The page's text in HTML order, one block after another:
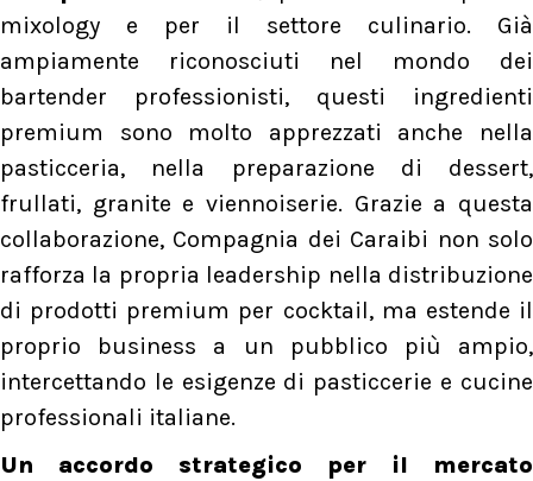
mixology e per il settore culinario. Già
ampiamente riconosciuti nel mondo dei
bartender professionisti, questi ingredienti
premium sono molto apprezzati anche nella
pasticceria, nella preparazione di dessert,
frullati, granite e viennoiserie. Grazie a questa
collaborazione, Compagnia dei Caraibi non solo
rafforza la propria leadership nella distribuzione
di prodotti premium per cocktail, ma estende il
proprio business a un pubblico più ampio,
intercettando le esigenze di pasticcerie e cucine
professionali italiane.
Un accordo strategico per il mercato